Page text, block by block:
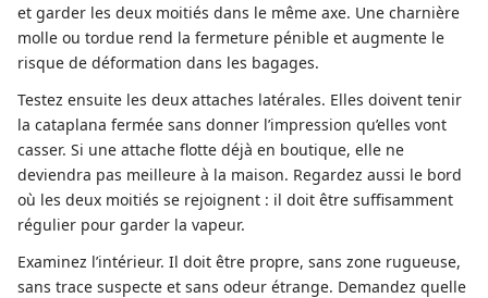
et garder les deux moitiés dans le même axe. Une charnière
molle ou tordue rend la fermeture pénible et augmente le
risque de déformation dans les bagages.
Testez ensuite les deux attaches latérales. Elles doivent tenir
la cataplana fermée sans donner l’impression qu’elles vont
casser. Si une attache flotte déjà en boutique, elle ne
deviendra pas meilleure à la maison. Regardez aussi le bord
où les deux moitiés se rejoignent : il doit être suffisamment
régulier pour garder la vapeur.
Examinez l’intérieur. Il doit être propre, sans zone rugueuse,
sans trace suspecte et sans odeur étrange. Demandez quelle